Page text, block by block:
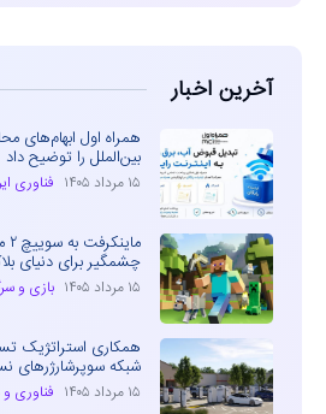
آخرین اخبار
همراه اول ابهام‌های
بین‌الملل را توضیح داد
۱۵ مرداد ۱۴۰۵ فناوری
چشمگیر برای دنیای
۱۵ مرداد ۱۴۰۵ بازی و
شبکه سوپرشارژرهای
۱۵ مرداد ۱۴۰۵ فناوری